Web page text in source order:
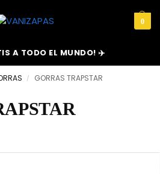
0
A TODO EL MUNDO! ✈️
/ GORRAS TRAPSTAR